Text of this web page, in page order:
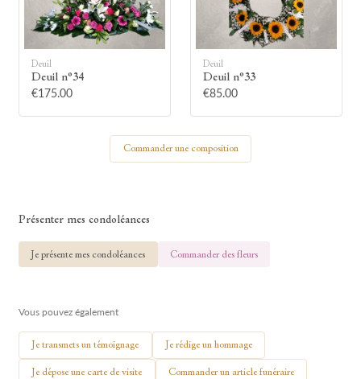
Votre prénom
Deuil
Deuil n°34
€175.00
Deuil
Deuil n°33
€85.00
Commander une composition
Présenter mes condoléances
Je présente mes condoléances Commander des fleurs
Vous pouvez également
Je transmets un témoignage Je rédige un hommage
Je dépose une carte de visite Commander un article funéraire